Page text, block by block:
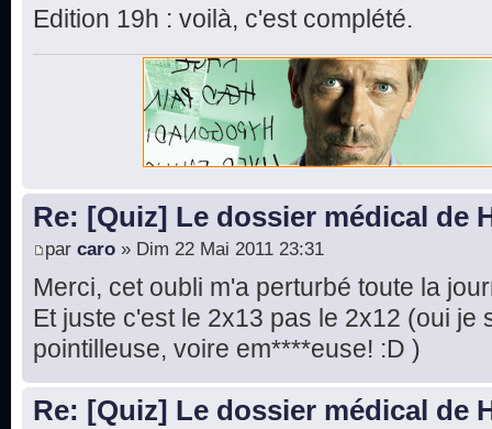
Edition 19h : voilà, c'est complété.
Re: [Quiz] Le dossier médical de
par caro » Dim 22 Mai 2011 23:31
Merci, cet oubli m'a perturbé toute la
Et juste c'est le 2x13 pas le 2x12 (oui je
pointilleuse, voire em****euse! :D )
Re: [Quiz] Le dossier médical de